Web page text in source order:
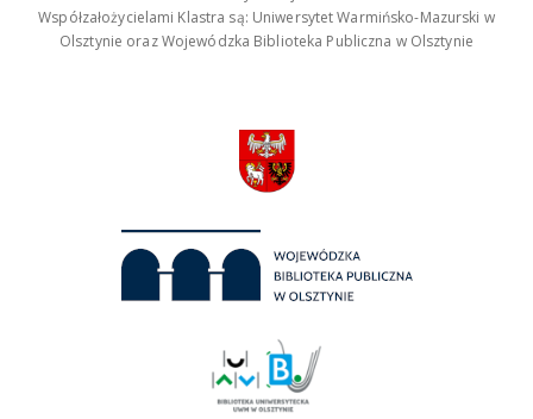
Współzałożycielami Klastra są: Uniwersytet Warmińsko-Mazurski w
Olsztynie oraz Wojewódzka Biblioteka Publiczna w Olsztynie